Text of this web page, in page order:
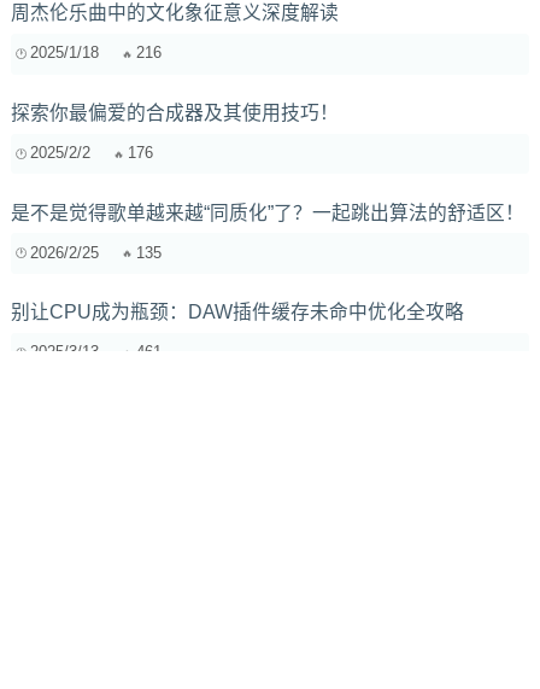
周杰伦乐曲中的文化象征意义深度解读
2025/1/18 216
探索你最偏爱的合成器及其使用技巧！
2025/2/2 176
是不是觉得歌单越来越“同质化”了？一起跳出算法的舒适区！
2026/2/25 135
别让CPU成为瓶颈：DAW插件缓存未命中优化全攻略
2025/3/13 461